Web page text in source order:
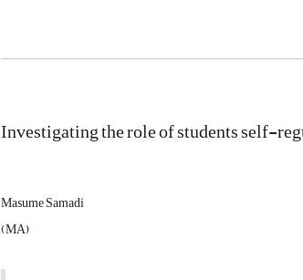
Investigating the role of students self-
Masume Samadi
(MA)